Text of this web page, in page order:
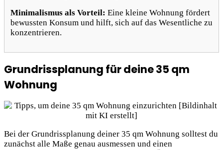
Minimalismus als Vorteil: Eine kleine Wohnung fördert
bewussten Konsum und hilft, sich auf das Wesentliche zu
konzentrieren.
Grundrissplanung für deine 35 qm
Wohnung
Bei der Grundrissplanung deiner 35 qm Wohnung solltest du
zunächst alle Maße genau ausmessen und einen